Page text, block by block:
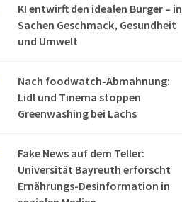
KI entwirft den idealen Burger – in
Sachen Geschmack, Gesundheit
und Umwelt
Nach foodwatch-Abmahnung:
Lidl und Tinema stoppen
Greenwashing bei Lachs
Fake News auf dem Teller:
Universität Bayreuth erforscht
Ernährungs-Desinformation in